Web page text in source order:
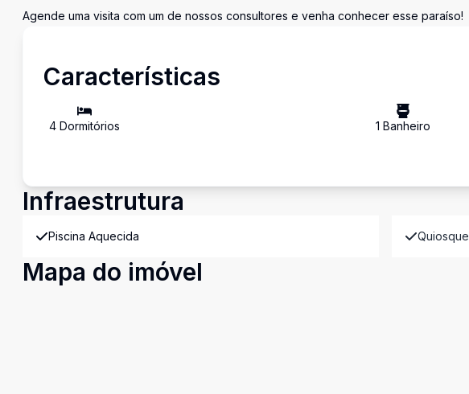
Agende uma visita com um de nossos consultores e venha conhecer esse paraíso!
Características
4 Dormitórios 1 Banheiro
Infraestrutura
Piscina Aquecida Quiosque
Mapa do imóvel